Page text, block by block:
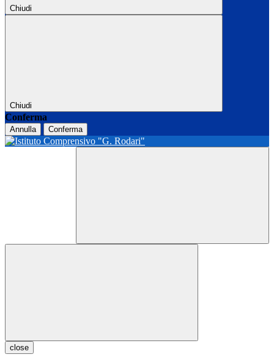
Chiudi
Chiudi
Conferma
Annulla Conferma
close